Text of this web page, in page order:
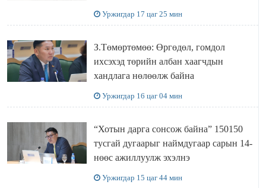
Уржигдар 17 цаг 25 мин
З.Төмөртөмөө: Өргөдөл, гомдол
ихсэхэд төрийн албан хаагчдын
хандлага нөлөөлж байна
Уржигдар 16 цаг 04 мин
“Хотын дарга сонсож байна” 150150
тусгай дугаарыг наймдугаар сарын 14-
нөөс ажиллуулж эхэлнэ
Уржигдар 15 цаг 44 мин